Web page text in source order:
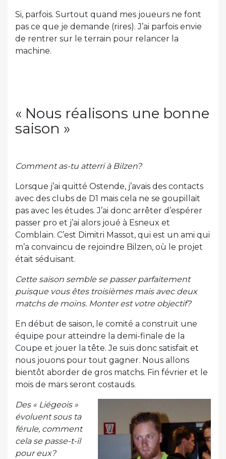
Si, parfois. Surtout quand mes joueurs ne font
pas ce que je demande (rires). J’ai parfois envie
de rentrer sur le terrain pour relancer la
machine.
« Nous réalisons une bonne
saison »
Comment as-tu atterri à Bilzen?
Lorsque j’ai quitté Ostende, j’avais des contacts
avec des clubs de D1 mais cela ne se goupillait
pas avec les études. J’ai donc arrêter d’espérer
passer pro et j’ai alors joué à Esneux et
Comblain. C’est Dimitri Massot, qui est un ami qui
m’a convaincu de rejoindre Bilzen, où le projet
était séduisant.
Cette saison semble se passer parfaitement
puisque vous êtes troisièmes mais avec deux
matchs de moins. Monter est votre objectif?
En début de saison, le comité a construit une
équipe pour atteindre la demi-finale de la
Coupe et jouer la tête. Je suis donc satisfait et
nous jouons pour tout gagner. Nous allons
bientôt aborder de gros matchs. Fin février et le
mois de mars seront costauds.
Des « Liégeois »
évoluent sous ta
férule, comment
cela se passe-t-il
pour eux?